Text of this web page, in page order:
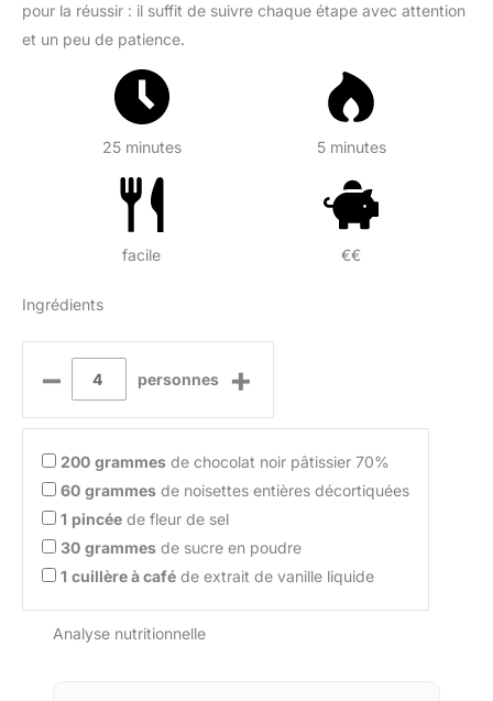
pour la réussir : il suffit de suivre chaque étape avec attention
et un peu de patience.
25 minutes 5 minutes
facile €€
Ingrédients
– personnes +
200 grammes de chocolat noir pâtissier 70%
60 grammes de noisettes entières décortiquées
1 pincée de fleur de sel
30 grammes de sucre en poudre
1 cuillère à café de extrait de vanille liquide
Analyse nutritionnelle